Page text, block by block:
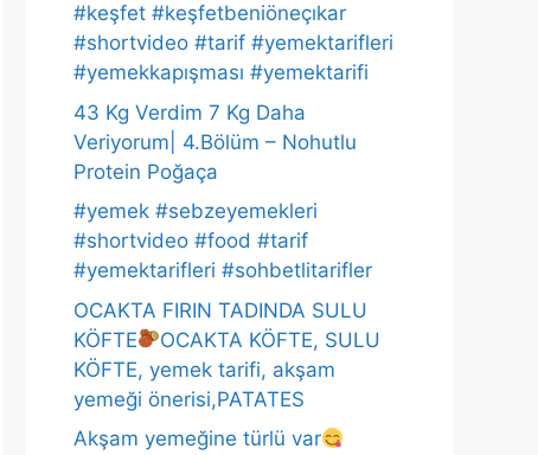
#keşfet #keşfetbeniöneçıkar
#shortvideo #tarif #yemektarifleri
#yemekkapışması #yemektarifi
43 Kg Verdim 7 Kg Daha
Veriyorum| 4.Bölüm – Nohutlu
Protein Poğaça
#yemek #sebzeyemekleri
#shortvideo #food #tarif
#yemektarifleri #sohbetlitarifler
OCAKTA FIRIN TADINDA SULU
KÖFTE
OCAKTA KÖFTE, SULU
KÖFTE, yemek tarifi, akşam
yemeği önerisi,PATATES
Akşam yemeğine türlü var